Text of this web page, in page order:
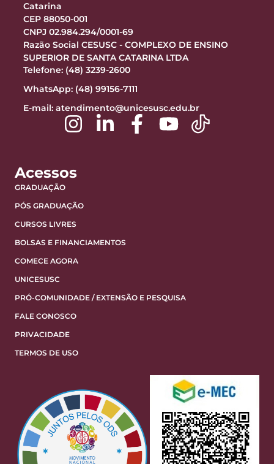
Catarina
CEP 88050-001
CNPJ 02.984.294/0001-69
Razão Social CESUSC - COMPLEXO DE ENSINO
SUPERIOR DE SANTA CATARINA LTDA
Telefone: (48) 3239-2600
WhatsApp: (48) 99156-7111
E-mail: atendimento@unicesusc.edu.br
Acessos
GRADUAÇÃO
PÓS GRADUAÇÃO
CURSOS LIVRES
BOLSAS E FINANCIAMENTOS
COMECE AGORA
UNICESUSC
PRÓ-COMUNIDADE / EXTENSÃO E PESQUISA
FALE CONOSCO
PRIVACIDADE
TERMOS DE USO